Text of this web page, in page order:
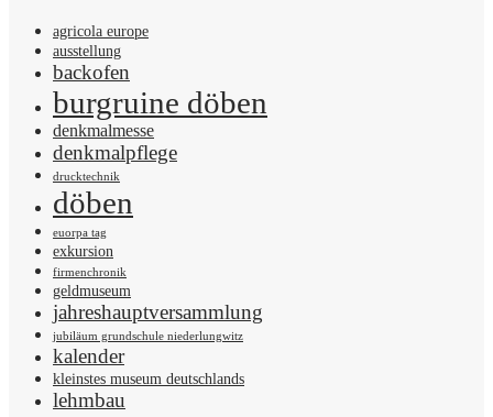
agricola europe
ausstellung
backofen
burgruine döben
denkmalmesse
denkmalpflege
drucktechnik
döben
euorpa tag
exkursion
firmenchronik
geldmuseum
jahreshauptversammlung
jubiläum grundschule niederlungwitz
kalender
kleinstes museum deutschlands
lehmbau